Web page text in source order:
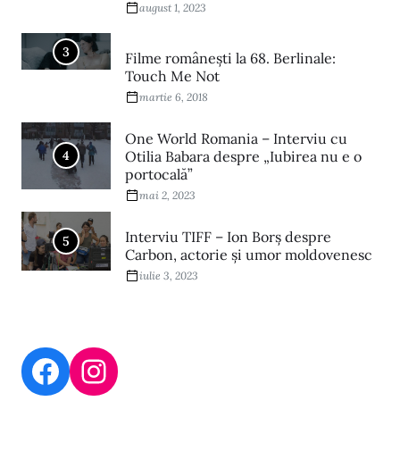
august 1, 2023
3
Filme româneşti la 68. Berlinale:
Touch Me Not
martie 6, 2018
4
One World Romania – Interviu cu
Otilia Babara despre „Iubirea nu e o
portocală”
mai 2, 2023
5
Interviu TIFF – Ion Borș despre
Carbon, actorie și umor moldovenesc
iulie 3, 2023